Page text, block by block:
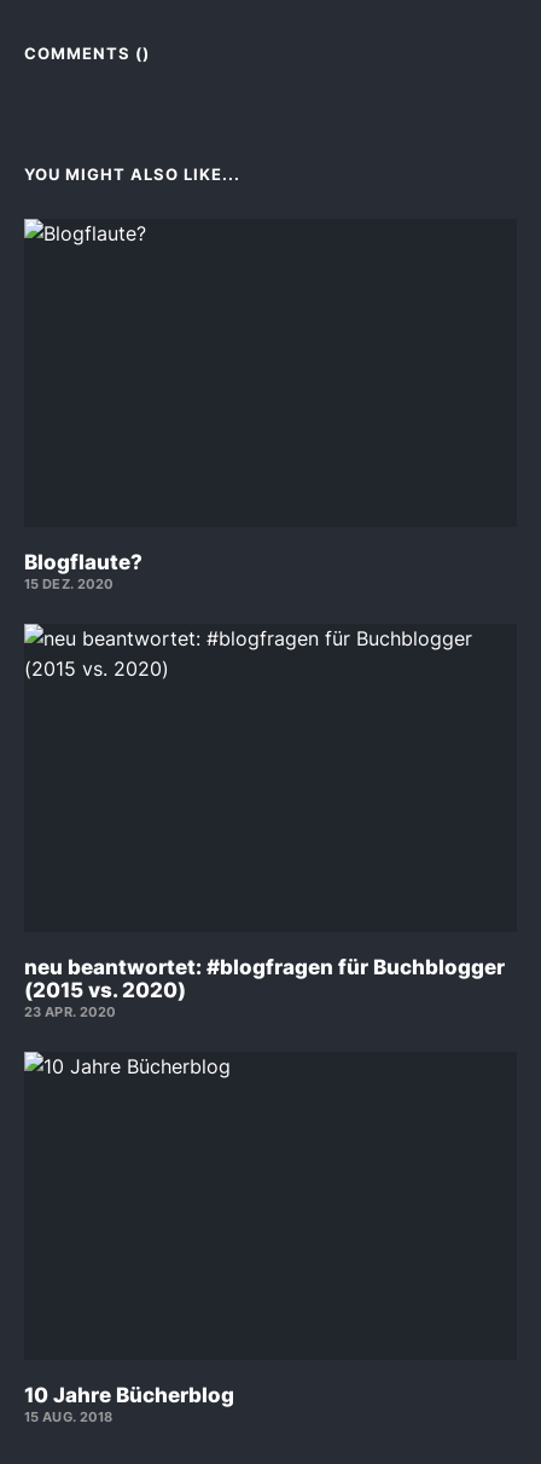
COMMENTS ()
YOU MIGHT ALSO LIKE...
Blogflaute?
15 DEZ. 2020
neu beantwortet: #blogfragen für Buchblogger
(2015 vs. 2020)
23 APR. 2020
10 Jahre Bücherblog
15 AUG. 2018